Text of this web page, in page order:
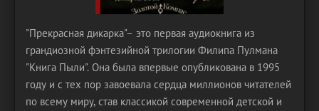
"Прекрасная дикарка"– это первая аудиокнига из
грандиозной фэнтезийной трилогии Филипа Пулмана
"Книга Пыли". Она была впервые опубликована в 1995
году и с тех пор завоевала сердца миллионов читателей
по всему миру, став классикой современной детской и